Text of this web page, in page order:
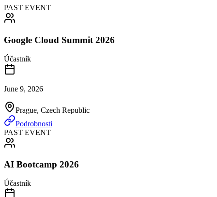
PAST EVENT
Google Cloud Summit 2026
Účastník
June 9, 2026
Prague, Czech Republic
Podrobnosti
PAST EVENT
AI Bootcamp 2026
Účastník